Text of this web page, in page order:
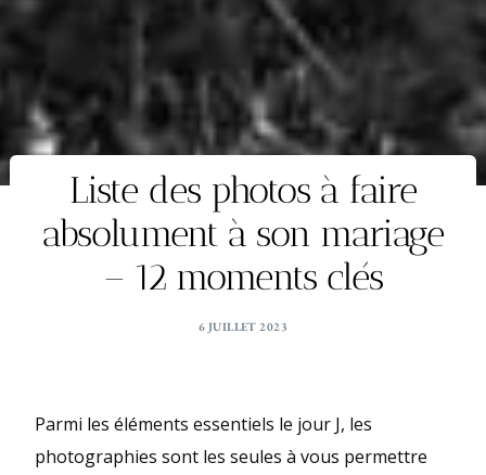
Liste des photos à faire
absolument à son mariage
– 12 moments clés
6 JUILLET 2023
Parmi les éléments essentiels le jour J, les
photographies sont les seules à vous permettre